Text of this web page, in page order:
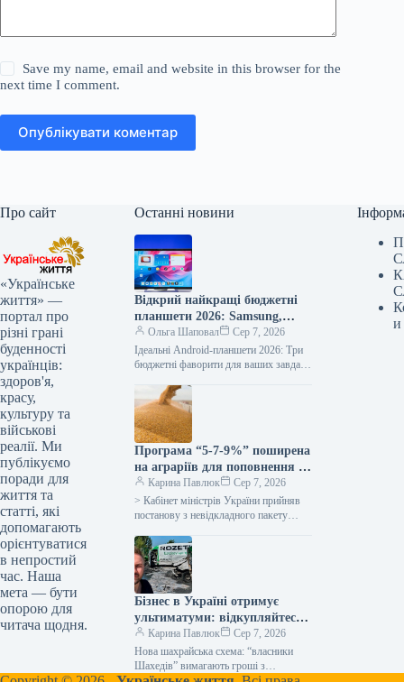
Save my name, email and website in this browser for the
next time I comment.
Опублікувати коментар
Про сайт
«Українське
життя» —
портал про
різні грані
буденності
українців:
здоров'я,
красу,
культуру та
військові
реалії. Ми
публікуємо
поради для
життя та
статті, які
допомагають
орієнтуватися
в непростий
час. Наша
мета — бути
опорою для
читача щодня.
Останні новини
Відкрий найкращі бюджетні
планшети 2026: Samsung,
Xiaomi, Lenovo у топ-3
Ольга Шаповал
Сер 7, 2026
Ідеальні Android-планшети 2026: Три
бюджетні фаворити для ваших завдань
демонструє справжній розквіт
універсальних пристроїв. Моделі…
Програма “5-7-9%” поширена
на аграріїв для поповнення їх
оборотних коштів –
Корецький
Карина Павлюк
Сер 7, 2026
> Кабінет міністрів України прийняв
постанову з невідкладного пакету
сільгоспвиробникам у зв’язку з
російськими атаками в Чорному
морі…
Бізнес в Україні отримує
ультиматуми: відкупляйтеся
від атак або втратите все
Карина Павлюк
Сер 7, 2026
Нова шахрайська схема: “власники
Шахедів” вимагають гроші з
и